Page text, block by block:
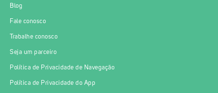
Blog
Fale conosco
Trabalhe conosco
Seja um parceiro
Política de Privacidade de Navegação
Política de Privacidade do App